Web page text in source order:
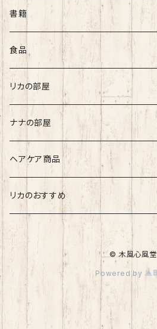
書籍
秋山利輝
長島 龍人
リカ
食品
リカの部屋
ナナの部屋
ヘアケア商品
リカのおすすめ
© 木風心風堂
Powered by